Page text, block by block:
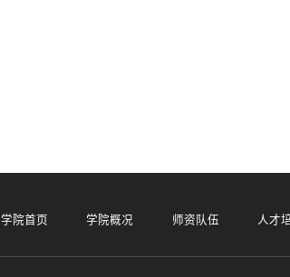
学院首页 学院概况 师资队伍 人才